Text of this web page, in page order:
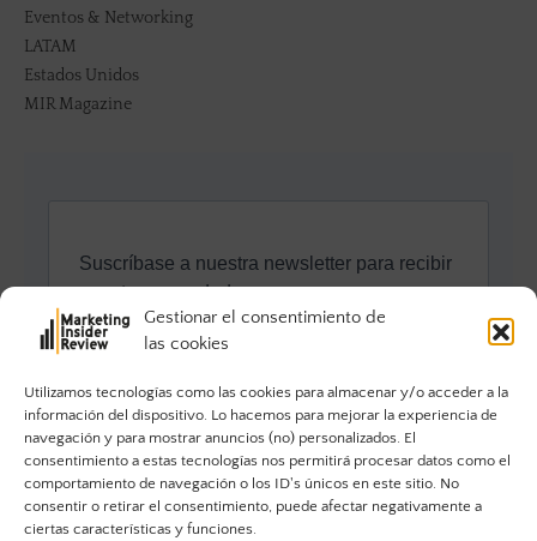
Gestionar el consentimiento de
las cookies
Utilizamos tecnologías como las cookies para almacenar y/o acceder a la
información del dispositivo. Lo hacemos para mejorar la experiencia de
navegación y para mostrar anuncios (no) personalizados. El
consentimiento a estas tecnologías nos permitirá procesar datos como el
comportamiento de navegación o los ID's únicos en este sitio. No
consentir o retirar el consentimiento, puede afectar negativamente a
ciertas características y funciones.
Eventos & Networking
LATAM
Estados Unidos
MIR Magazine